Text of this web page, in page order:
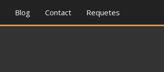
Blog Contact Requetes